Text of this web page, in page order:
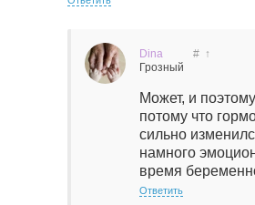
Dina
Грозный
# ↑
Может, и
потому что
сильно
намного
время
Ответить